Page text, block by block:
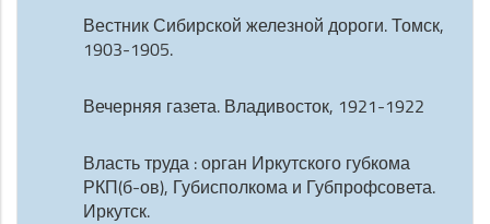
Вестник Сибирской железной дороги. Томск,
1903-1905.
Вечерняя газета. Владивосток, 1921-1922
Власть труда : орган Иркутского губкома
РКП(б-ов), Губисполкома и Губпрофсовета.
Иркутск.